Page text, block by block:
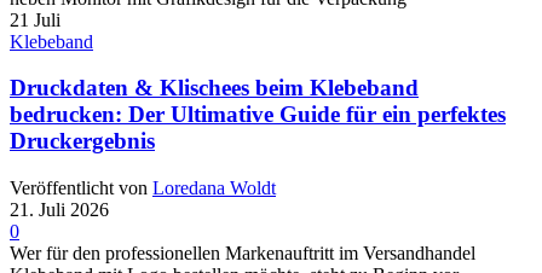
21 Juli
Klebeband
Druckdaten & Klischees beim Klebeband
bedrucken: Der Ultimative Guide für ein perfektes
Druckergebnis
Veröffentlicht von Loredana Woldt
21. Juli 2026
0
Wer für den professionellen Markenauftritt im Versandhandel